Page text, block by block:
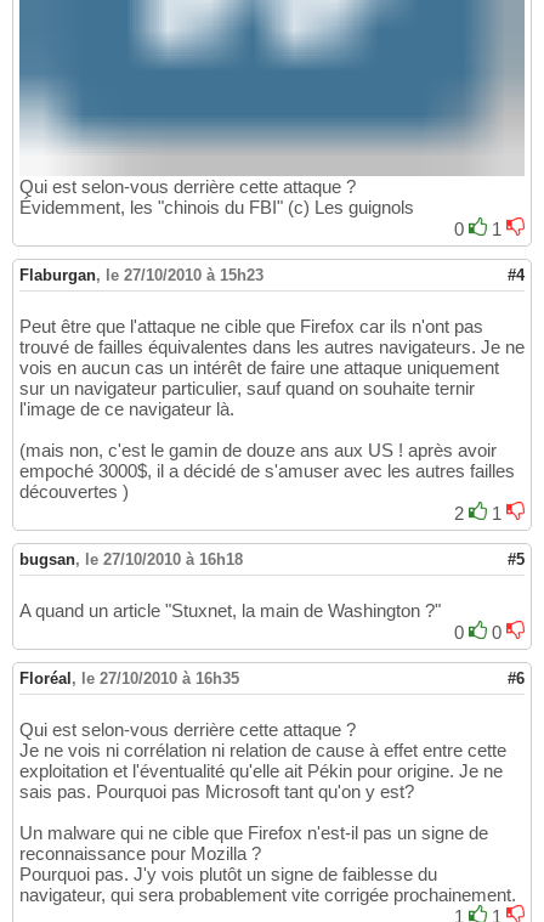
Qui est selon-vous derrière cette attaque ?
Évidemment, les "chinois du FBI" (c) Les guignols
0
1
Flaburgan, le 27/10/2010 à 15h23 #4
Peut être que l'attaque ne cible que Firefox car ils n'ont pas
trouvé de failles équivalentes dans les autres navigateurs. Je ne
vois en aucun cas un intérêt de faire une attaque uniquement
sur un navigateur particulier, sauf quand on souhaite ternir
l'image de ce navigateur là.
(mais non, c'est le gamin de douze ans aux US ! après avoir
empoché 3000$, il a décidé de s'amuser avec les autres failles
découvertes )
2
1
bugsan, le 27/10/2010 à 16h18 #5
A quand un article "Stuxnet, la main de Washington ?"
0
0
Floréal , le 27/10/2010 à 16h35 #6
Qui est selon-vous derrière cette attaque ?
Je ne vois ni corrélation ni relation de cause à effet entre cette
exploitation et l'éventualité qu'elle ait Pékin pour origine. Je ne
sais pas. Pourquoi pas Microsoft tant qu'on y est?
Un malware qui ne cible que Firefox n'est-il pas un signe de
reconnaissance pour Mozilla ?
Pourquoi pas. J'y vois plutôt un signe de faiblesse du
navigateur, qui sera probablement vite corrigée prochainement.
1
1